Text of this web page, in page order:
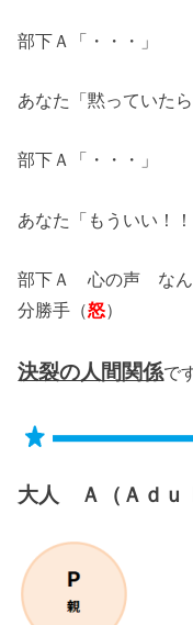
部下Ａ「・・・」
あなた「黙っていた
部下Ａ「・・・」
あなた「もういい！！
部下Ａ 心の声 なん
分勝手（怒）
決裂の人間関係で
大人 Ａ（Ａｄｕ